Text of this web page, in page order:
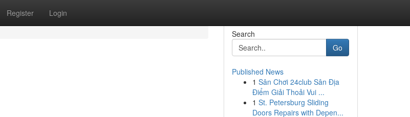
Register Login
Search
Go
Published News
1 Sân Chơi 24club Sân Địa
Điểm Giải Thoải Vui ...
1 St. Petersburg Sliding
Doors Repairs with Depen...